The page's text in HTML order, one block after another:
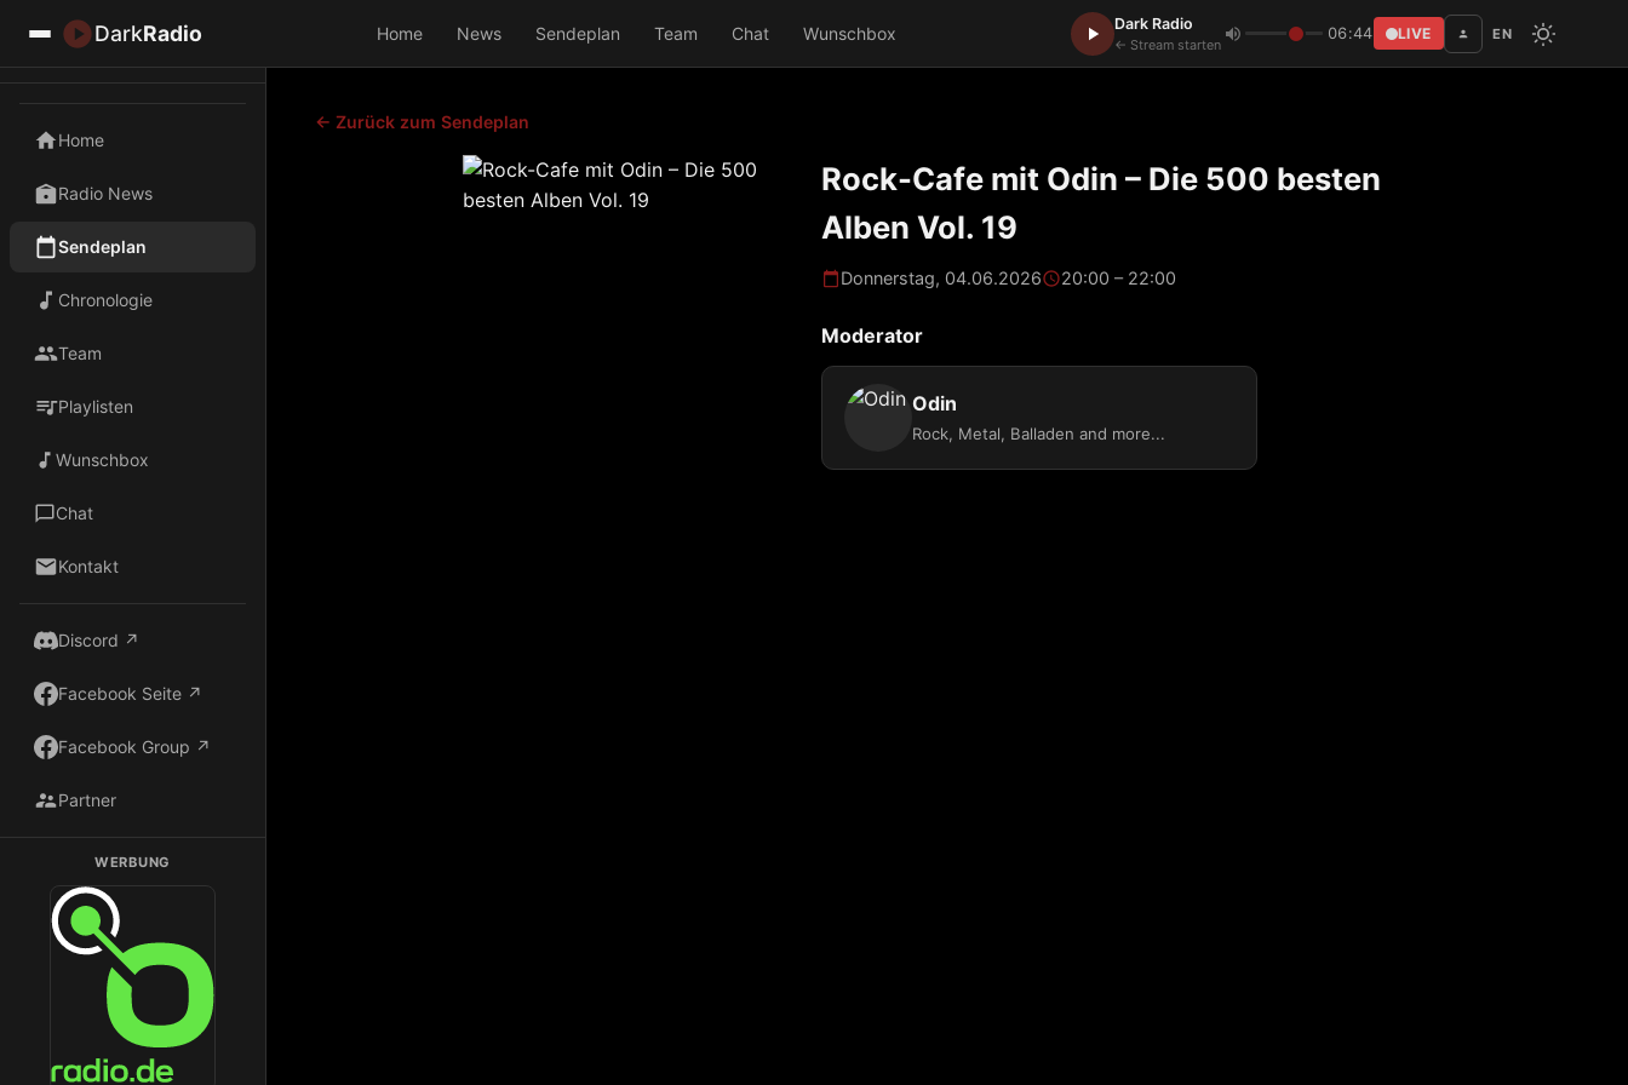
DarkRadio Home News Sendeplan Team Chat Wunschbox Dark Radio
← Stream starten
06:44 LIVE EN
Home
Radio News
Sendeplan
Chronologie
Team
Playlisten
Wunschbox
Chat
Kontakt
Discord ↗
Facebook Seite ↗
Facebook Group ↗
Partner
WERBUNG
Dark Radio auf Radio.de hören
← Zurück zum Sendeplan
Rock-Cafe mit Odin – Die 500 besten
Alben Vol. 19
Donnerstag, 04.06.2026 20:00 – 22:00
Moderator
Odin
Rock, Metal, Balladen and more...